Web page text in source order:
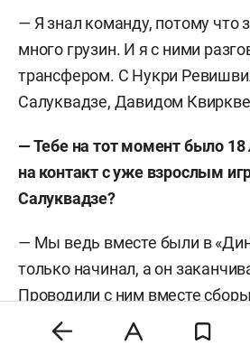
— Я знал команду, потому что
много грузин. И я с ними
трансфером. С Нукри
Салуквадзе, Давидом
— Тебе на тот момент было
на контакт с уже взрослым
Салуквадзе?
— Мы ведь вместе были в
только начинал, а он
Проводили с ним вместе
Что говорили Салуквадзе и